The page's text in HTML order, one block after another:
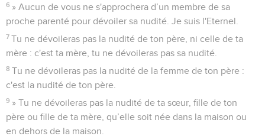
6 » Aucun de vous ne s'approchera d’un membre de sa
proche parenté pour dévoiler sa nudité. Je suis l'Eternel.
7 Tu ne dévoileras pas la nudité de ton père, ni celle de ta
mère : c'est ta mère, tu ne dévoileras pas sa nudité.
8 Tu ne dévoileras pas la nudité de la femme de ton père :
c'est la nudité de ton père.
9 » Tu ne dévoileras pas la nudité de ta sœur, fille de ton
père ou fille de ta mère, qu’elle soit née dans la maison ou
en dehors de la maison.